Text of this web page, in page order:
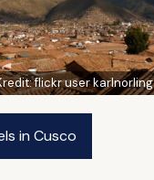
flickr user karlnorling
in Cusco